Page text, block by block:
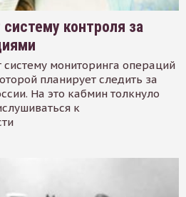
контроля за
систему мониторинга операций
планирует следить за
На это кабмин толкнуло
к